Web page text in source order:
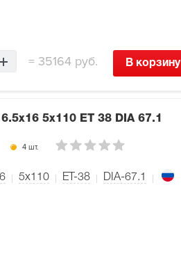
=35164 руб. В корзину
6.5x16 5x110 ET 38 DIA 67.1
4 шт.
5x110 ET-38 DIA-67.1